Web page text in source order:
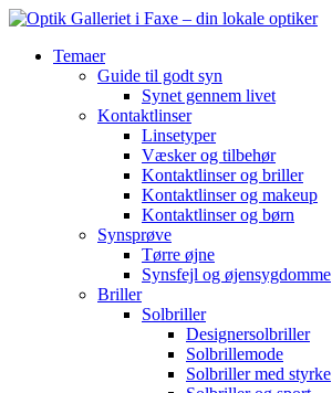
Temaer
Guide til godt syn
Synet gennem livet
Kontaktlinser
Linsetyper
Væsker og tilbehør
Kontaktlinser og briller
Kontaktlinser og makeup
Kontaktlinser og børn
Synsprøve
Tørre øjne
Synsfejl og øjensygdomme
Briller
Solbriller
Designersolbriller
Solbrillemode
Solbriller med styrke